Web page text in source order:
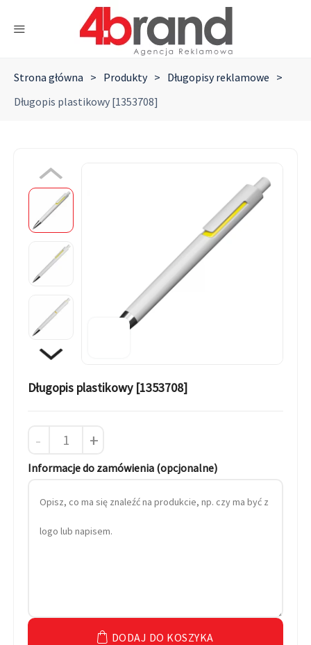
Strona główna > Produkty > Długopisy reklamowe >
Długopis plastikowy [1353708]
Długopis plastikowy [1353708]
- +
Informacje do zamówienia (opcjonalne)
DODAJ DO KOSZYKA